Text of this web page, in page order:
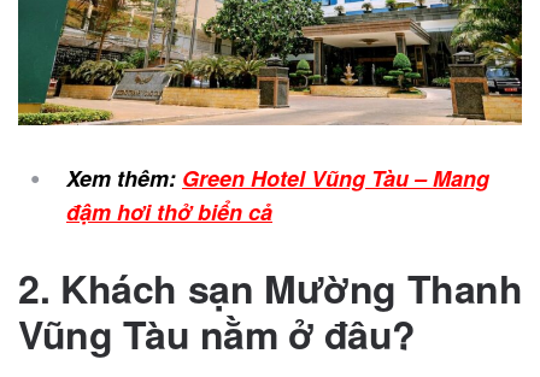
Xem thêm: Green Hotel Vũng Tàu – Mang
đậm hơi thở biển cả
2. Khách sạn Mường Thanh
Vũng Tàu nằm ở đâu?